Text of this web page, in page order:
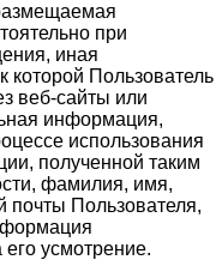
при
иная
которой Пользователь
веб-сайты или
информация,
использования
полученной таким
фамилия, имя,
почты Пользователя,
усмотрение.